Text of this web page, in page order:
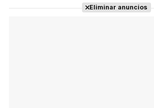
Eliminar anuncios